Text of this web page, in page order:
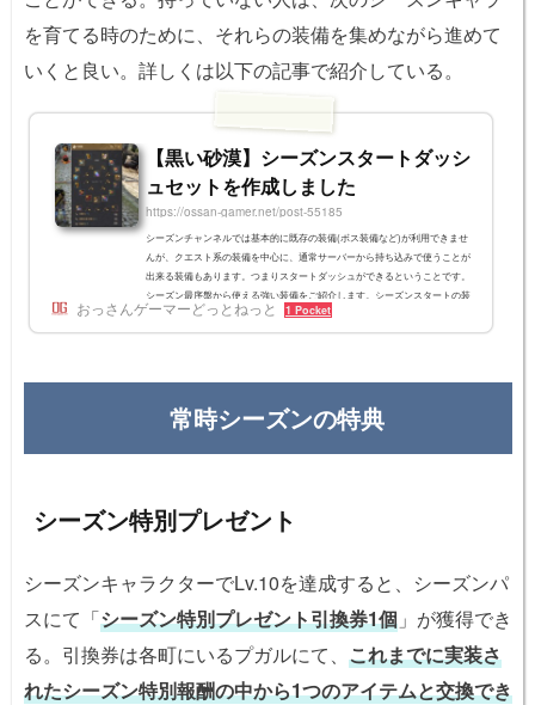
を育てる時のために、それらの装備を集めながら進めて
いくと良い。詳しくは以下の記事で紹介している。
【黒い砂漠】シーズンスタートダッシ
ュセットを作成しました
https://ossan-gamer.net/post-55185
シーズンチャンネルでは基本的に既存の装備(ボス装備など)が利用できませ
んが、クエスト系の装備を中心に、通常サーバーから持ち込みで使うことが
出来る装備もあります。つまりスタートダッシュができるということです。
シーズン最序盤から使える強い装備をご紹介します。シーズンスタートの装
備例アイテム入手方法荒削りの峡谷のヘルムメディアメイン依頼吹き荒ぶ魔
力のアーマーメディアメイン依頼名誉闘士のグローブバレンシアメイン依頼
おっさんゲーマーどっとねっと 1 Pocket
常時シーズンの特典
シーズン特別プレゼント
シーズンキャラクターでLv.10を達成すると、シーズンパ
スにて「シーズン特別プレゼント引換券1個 」が獲得でき
る。引換券は各町にいるプガルにて、 これまでに実装さ
れたシーズン特別報酬の中から1つのアイテムと交換でき